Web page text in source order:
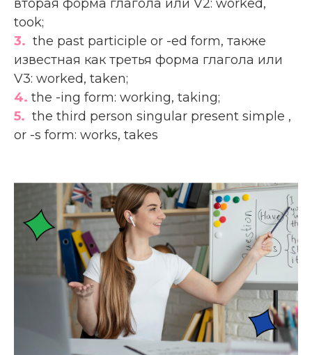
вторая форма глагола или V2: worked,
took;
3. the past participle or -ed form, также
известная как третья форма глагола или
V3: worked, taken;
4. the -ing form: working, taking;
5. the third person singular present simple ,
or -s form: works, takes